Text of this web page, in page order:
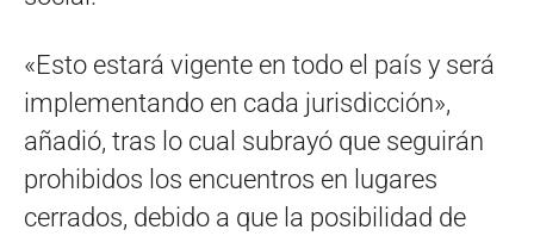
«Esto estará vigente en todo el país y será
implementando en cada jurisdicción»,
añadió, tras lo cual subrayó que seguirán
prohibidos los encuentros en lugares
cerrados, debido a que la posibilidad de